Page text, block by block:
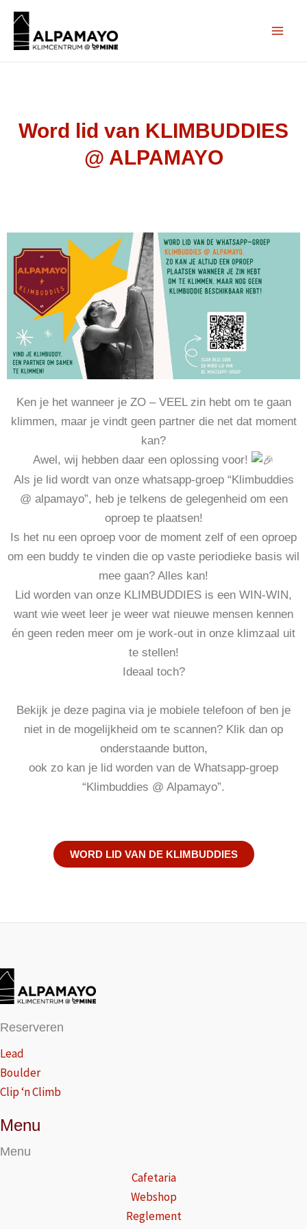
naar
inhoud
Word lid van KLIMBUDDIES
@ ALPAMAYO
Ken je het wanneer je ZO – VEEL zin hebt om te gaan
klimmen, maar je vindt geen partner die net dat moment
kan?
Awel, wij hebben daar een oplossing voor!
Als je lid wordt van onze whatsapp-groep “Klimbuddies
@ alpamayo”, heb je telkens de gelegenheid om een
oproep te plaatsen!
Is het nu een oproep voor de moment zelf of een oproep
om een buddy te vinden die op vaste periodieke basis wil
mee gaan? Alles kan!
Lid worden van onze KLIMBUDDIES is een WIN-WIN,
want wie weet leer je weer wat nieuwe mensen kennen
én geen reden meer om je work-out in onze klimzaal uit
te stellen!
Ideaal toch?
Bekijk je deze pagina via je mobiele telefoon of ben je
niet in de mogelijkheid om te scannen? Klik dan op
onderstaande button,
ook zo kan je lid worden van de Whatsapp-groep
“Klimbuddies @ Alpamayo”.
WORD LID VAN DE KLIMBUDDIES
Reserveren
Lead
Boulder
Clip ‘n Climb
Menu
Menu
Cafetaria
Webshop
Reglement